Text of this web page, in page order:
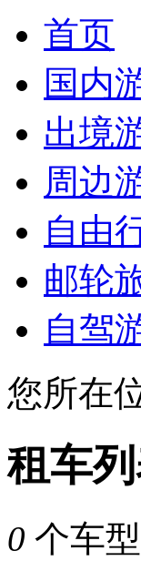
首页
国内
出境
周边
自由
邮轮
自驾
您所在
租车
0 个车